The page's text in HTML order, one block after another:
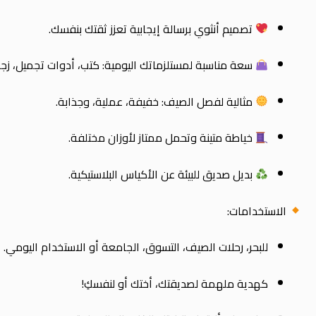
تصميم أنثوي برسالة إيجابية تعزز ثقتك بنفسك.
سعة مناسبة لمستلزماتك اليومية: كتب، أدوات تجميل،
مثالية لفصل الصيف: خفيفة، عملية، وجذابة.
خياطة متينة وتحمل ممتاز لأوزان مختلفة.
بديل صديق للبيئة عن الأكياس البلاستيكية.
الاستخدامات:
للبحر، رحلات الصيف، التسوق، الجامعة أو الاستخدام اليومي.
كهدية ملهمة لصديقتك، أختك أو لنفسكِ!